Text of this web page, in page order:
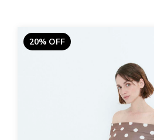
20% OFF